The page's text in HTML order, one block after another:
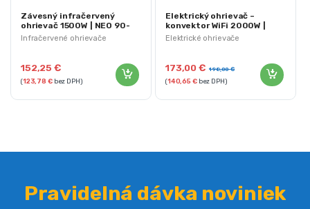
Infračervené ohrievače
Závesný infračervený
ohrievač 1500W | NEO 90-
034
152,25€
(123,78 €bez DPH)
Elektrické ohrievače
Elektrický ohrievač –
konvektor WiFi 2000W |
NEO 90-095
173,00€ 198,00€
(140,65 €bez DPH)
Pravidelná dávka noviniek